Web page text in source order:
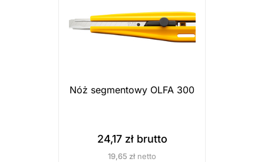
Nóż segmentowy OLFA 300
24,17 złbrutto
19,65 złnetto